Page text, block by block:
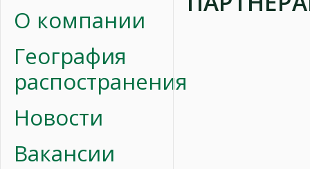
О компании
География
распостранения
Новости
Вакансии